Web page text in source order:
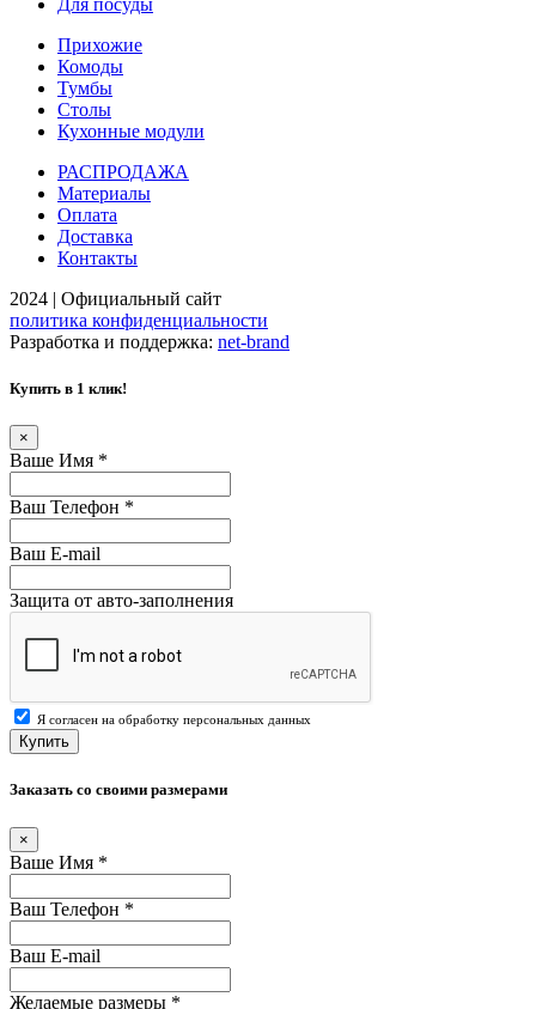
Прихожие
Комоды
Тумбы
Столы
Кухонные модули
РАСПРОДАЖА
Материалы
Оплата
Доставка
Контакты
2024 | Официальный сайт
политика конфиденциальности
Разработка и поддержка: net-brand
Купить в 1 клик!
×
Ваше Имя *
Ваш Телефон *
Ваш E-mail
Защита от авто-заполнения
Я согласен на обработку персональных данных
Купить
Заказать со своими размерами
×
Ваше Имя *
Ваш Телефон *
Ваш E-mail
Желаемые размеры *